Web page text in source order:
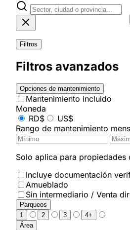
Filtros
Filtros avanzados
Opciones de mantenimiento
Mantenimiento incluido
Moneda
RD$
US$
Rango de mantenimiento
Solo aplica para propiedades
Incluye documentación
Amueblado
Sin intermediario / Venta
Parqueos
1
2 3
4+
Área